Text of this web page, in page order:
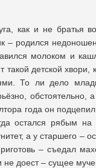
как и не братья
– родился
молоком и
детской хвори,
То ли дело
обстоятельно,
года он
остался рябым на
а у старшего –
– съедал
не доест – сущее